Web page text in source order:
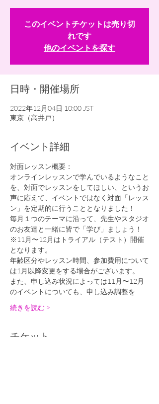
このイベントチケットは売り切
れです
他のイベントを探す
日時・開催場所
2022年12月04日 10:00 JST
東京（高井戸）
イベント詳細
対面レッスン概要：
オンラインレッスンで学んでいるようなこと
を、対面でレッスンをしてほしい、というお
声に応えて、イベントではなく対面「レッス
ン」を定期的に行うこととなりました！
毎月１つのテーマに沿って、先生やスタジオ
のお友達と一緒に皆で「学び」ましょう！
※11月〜12月はトライアル（テスト）開催
となります。
年齢区分やレッスン時間、参加費用について
は1月以降変更をする場合がございます。
また、申し込み状況によっては11月〜12月
のイベントについても、申し込み調整を
続きを読む >
チケット